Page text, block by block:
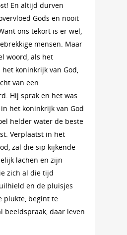
En altijd durven
Gods en nooit
ons tekort is er wel,
mensen. Maar
woord, als het
koninkrijk van God,
van een
Hij sprak en het was
het koninkrijk van God
helder water de beste
Verplaatst in het
zal die sip kijkende
lachen en zijn
zich al die tijd
en de pluisjes
plukte, begint te
beeldspraak, daar leven